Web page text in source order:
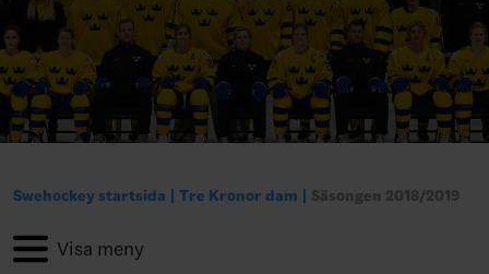
Swehockey startsida Tre Kronor dam Säsongen 2018/2019